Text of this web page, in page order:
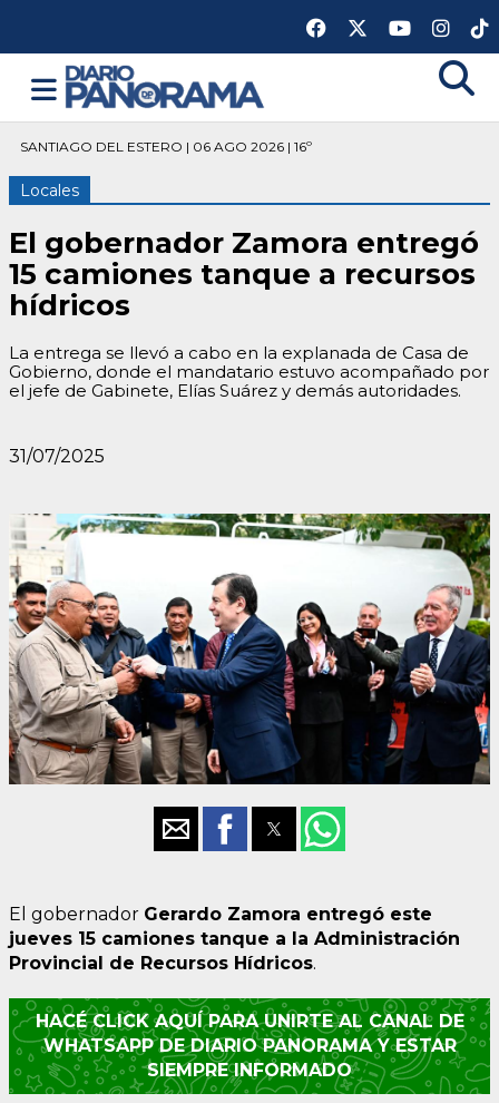
SANTIAGO DEL ESTERO | 06 AGO 2026 | 16º
Locales
El gobernador Zamora entregó
15 camiones tanque a recursos
hídricos
La entrega se llevó a cabo en la explanada de Casa de
Gobierno, donde el mandatario estuvo acompañado por
el jefe de Gabinete, Elías Suárez y demás autoridades.
31/07/2025
El gobernador Gerardo Zamora entregó este
jueves 15 camiones tanque a la Administración
Provincial de Recursos Hídricos.
HACÉ CLICK AQUÍ PARA UNIRTE AL CANAL DE
WHATSAPP DE DIARIO PANORAMA Y ESTAR
SIEMPRE INFORMADO